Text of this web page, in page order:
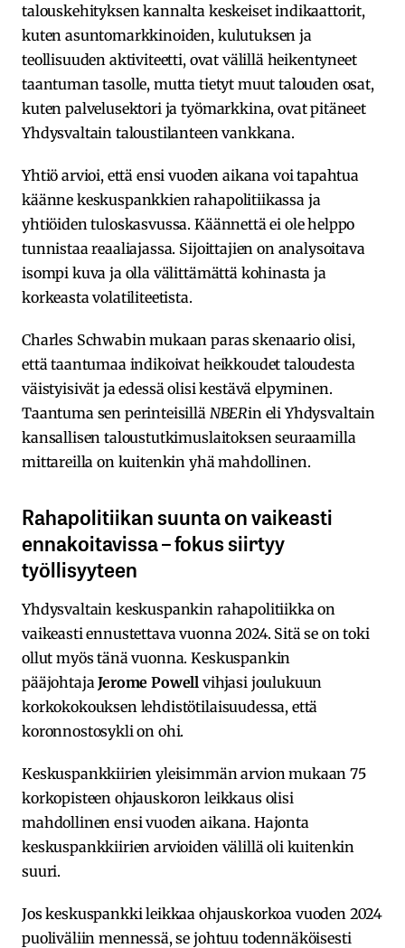
talouskehityksen kannalta keskeiset indikaattorit,
kuten asuntomarkkinoiden, kulutuksen ja
teollisuuden aktiviteetti, ovat välillä heikentyneet
taantuman tasolle, mutta tietyt muut talouden osat,
kuten palvelusektori ja työmarkkina, ovat pitäneet
Yhdysvaltain taloustilanteen vankkana.
Yhtiö arvioi, että ensi vuoden aikana voi tapahtua
käänne keskuspankkien rahapolitiikassa ja
yhtiöiden tuloskasvussa. Käännettä ei ole helppo
tunnistaa reaaliajassa. Sijoittajien on analysoitava
isompi kuva ja olla välittämättä kohinasta ja
korkeasta volatiliteetista.
Charles Schwabin mukaan paras skenaario olisi,
että taantumaa indikoivat heikkoudet taloudesta
väistyisivät ja edessä olisi kestävä elpyminen.
Taantuma sen perinteisillä NBERin eli Yhdysvaltain
kansallisen taloustutkimuslaitoksen seuraamilla
mittareilla on kuitenkin yhä mahdollinen.
Rahapolitiikan suunta on vaikeasti
ennakoitavissa – fokus siirtyy
työllisyyteen
Yhdysvaltain keskuspankin rahapolitiikka on
vaikeasti ennustettava vuonna 2024. Sitä se on toki
ollut myös tänä vuonna. Keskuspankin
pääjohtajaJerome Powell vihjasi joulukuun
korkokokouksen lehdistötilaisuudessa, että
koronnostosykli on ohi.
Keskuspankkiirien yleisimmän arvion mukaan 75
korkopisteen ohjauskoron leikkaus olisi
mahdollinen ensi vuoden aikana. Hajonta
keskuspankkiirien arvioiden välillä oli kuitenkin
suuri.
Jos keskuspankki leikkaa ohjauskorkoa vuoden 2024
puoliväliin mennessä, se johtuu todennäköisesti